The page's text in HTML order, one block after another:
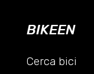
BIKEEN
Cerca bici